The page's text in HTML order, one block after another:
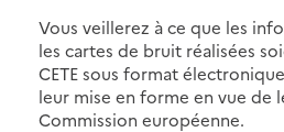
Vous veillerez à ce que les
les cartes de bruit réalisées
CETE sous format
leur mise en forme en vue de
Commission européenne.